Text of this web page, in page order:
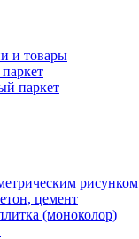
и товары
паркет
рисунком
цемент
(моноколор)